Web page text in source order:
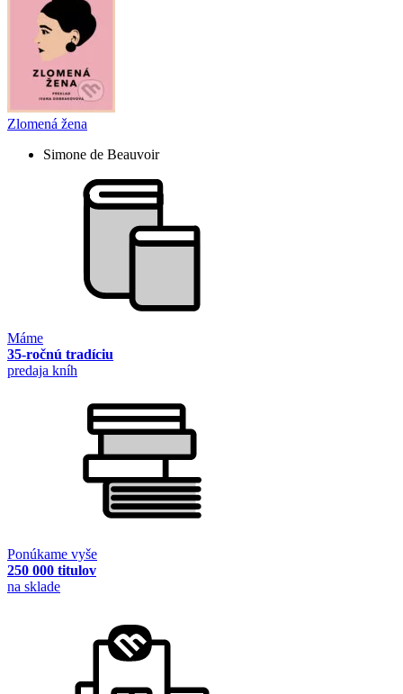
Zlomená žena
Simone de Beauvoir
Máme
35-ročnú tradíciu
predaja kníh
Ponúkame vyše
250 000 titulov
na sklade